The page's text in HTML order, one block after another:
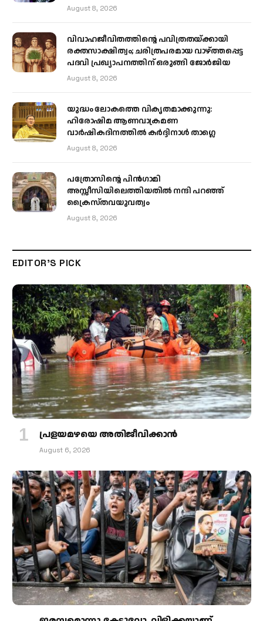
August 8, 2026
വിവാഹജീവിതത്തിന്റെ പവിത്രതയ്ക്കായി
രക്തസാക്ഷിത്വം; ചരിത്രപരമായ വാഴ്ത്തപ്പെട്ട
പദവി പ്രഖ്യാപനത്തിന് ഒരുങ്ങി ജോര്‍ജിയ
August 8, 2026
യുദ്ധം ലോകത്തെ വികൃതമാക്കുന്നു:
ഹിരോഷിമ ആണവാക്രമണ
വാർഷികദിനത്തിൽ കർദ്ദിനാൾ താഗ്ലെ
August 8, 2026
പത്രോസിന്റെ പിൻഗാമി
അസ്സീസിയിലെത്തിയതിൽ നന്ദി പറഞ്ഞ്
ക്രൈസ്തവയുവത്വം
August 8, 2026
EDITOR'S PICK
പ്രളയമഴയെ അതിജീവിക്കാന്‍
August 6, 2026